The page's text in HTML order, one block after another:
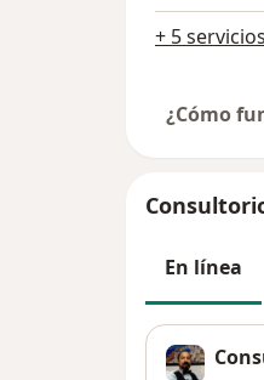
+ 5 servicios
¿Cómo
En línea